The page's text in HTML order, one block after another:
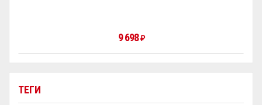
ТЕГИ
9 698 ₽